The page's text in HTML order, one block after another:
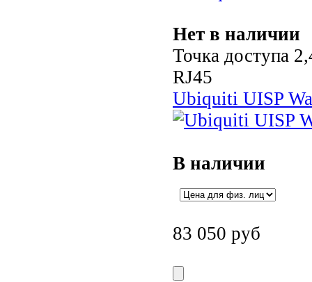
Нет в наличии
Точка доступа
RJ45
Ubiquiti UISP
В наличии
83 050 руб